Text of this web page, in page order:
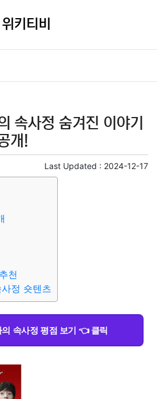
위키티비
속사정 숨겨진 이야기
개!
Last Updated : 2024-12-17
천
정 숏텐츠
속사정 평점 보기 👈 클릭